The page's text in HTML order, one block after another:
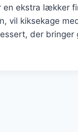
en ekstra lækker
vil kiksekage
der